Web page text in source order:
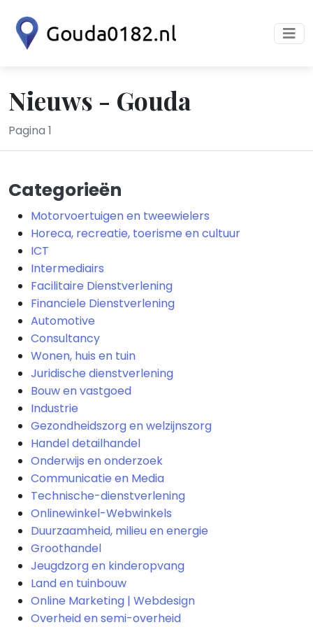
Nieuws - Gouda
Pagina 1
Categorieën
Motorvoertuigen en tweewielers
Horeca, recreatie, toerisme en cultuur
ICT
Intermediairs
Facilitaire Dienstverlening
Financiele Dienstverlening
Automotive
Consultancy
Wonen, huis en tuin
Juridische dienstverlening
Bouw en vastgoed
Industrie
Gezondheidszorg en welzijnszorg
Handel detailhandel
Onderwijs en onderzoek
Communicatie en Media
Technische-dienstverlening
Onlinewinkel-Webwinkels
Duurzaamheid, milieu en energie
Groothandel
Jeugdzorg en kinderopvang
Land en tuinbouw
Online Marketing | Webdesign
Overheid en semi-overheid